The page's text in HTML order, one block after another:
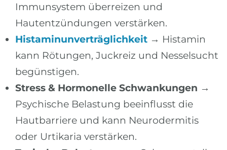
Immunsystem überreizen und
Hautentzündungen verstärken.
Histaminunverträglichkeit → Histamin
kann Rötungen, Juckreiz und Nesselsucht
begünstigen.
Stress & Hormonelle Schwankungen →
Psychische Belastung beeinflusst die
Hautbarriere und kann Neurodermitis
oder Urtikaria verstärken.